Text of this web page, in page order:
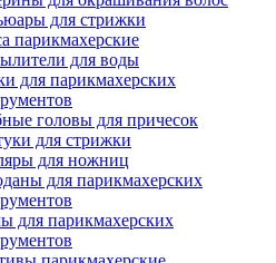
для стрижки
парикмахерские
для воды
для парикмахерских
головы для причесок
для стрижки
для ножниц
для парикмахерских
для парикмахерских